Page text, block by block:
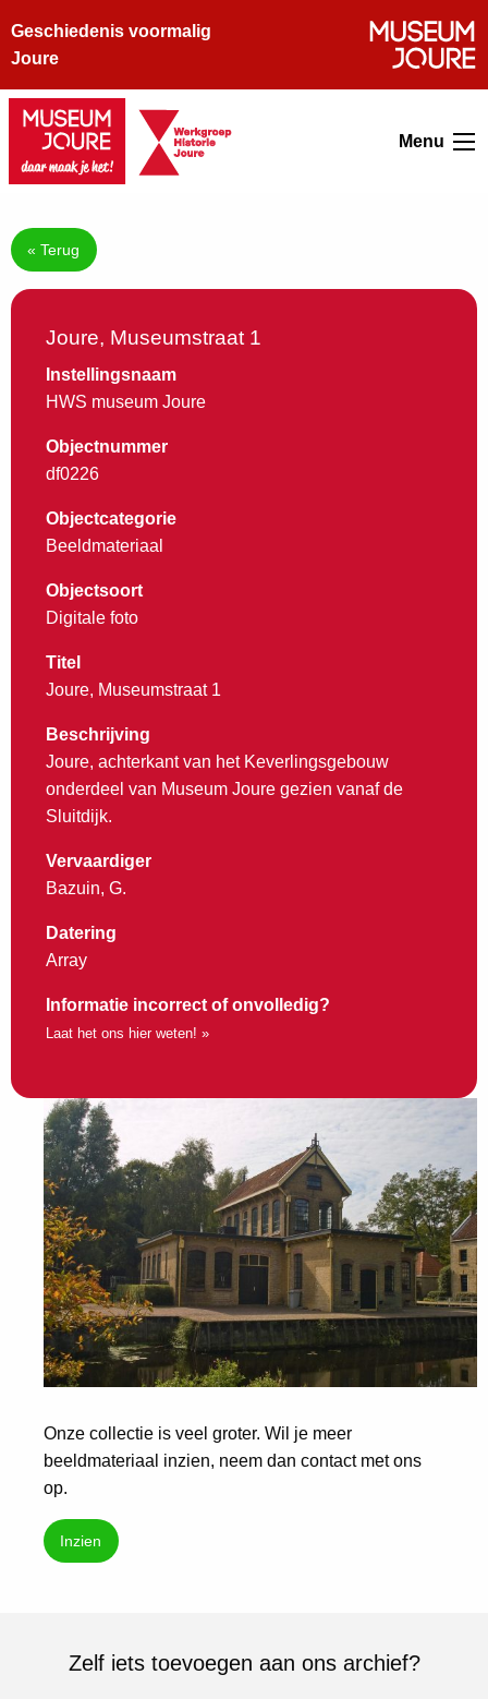
Geschiedenis voormalig
Joure
Menu
« Terug
Joure, Museumstraat 1
Instellingsnaam
HWS museum Joure
Objectnummer
df0226
Objectcategorie
Beeldmateriaal
Objectsoort
Digitale foto
Titel
Joure, Museumstraat 1
Beschrijving
Joure, achterkant van het Keverlingsgebouw
onderdeel van Museum Joure gezien vanaf de
Sluitdijk.
Vervaardiger
Bazuin, G.
Datering
Array
Informatie incorrect of onvolledig?
Laat het ons hier weten! »
Onze collectie is veel groter. Wil je meer
beeldmateriaal inzien, neem dan contact met ons
op.
Inzien
Zelf iets toevoegen aan ons archief?